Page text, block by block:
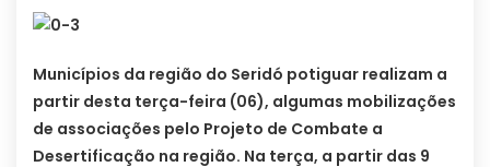
Municípios da região do Seridó potiguar realizam a
partir desta terça-feira (06), algumas mobilizações
de associações pelo Projeto de Combate a
Desertificação na região. Na terça, a partir das 9